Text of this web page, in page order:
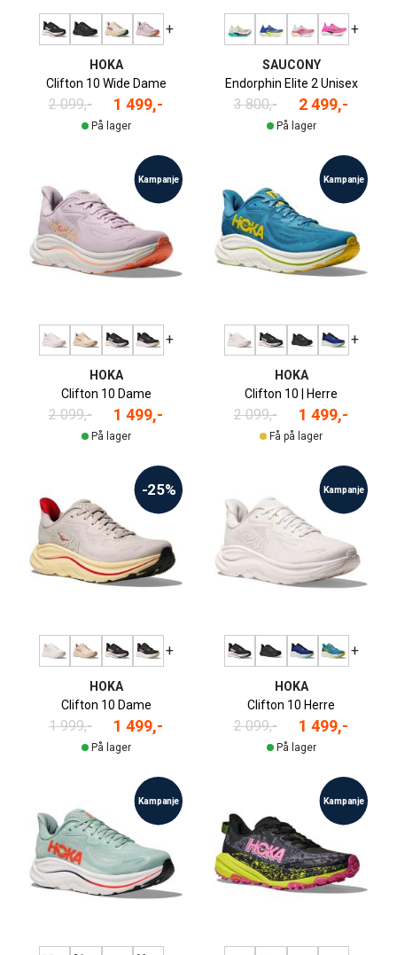
+
HOKA
Clifton 10 Wide Dame
2 099,- 1 499,-
På lager
+
SAUCONY
Endorphin Elite 2 Unisex
3 800,- 2 499,-
På lager
Kampanje
+
HOKA
Clifton 10 Dame
2 099,- 1 499,-
På lager
Kampanje
+
HOKA
Clifton 10 | Herre
2 099,- 1 499,-
Få på lager
-25%
+
HOKA
Clifton 10 Dame
1 999,- 1 499,-
På lager
Kampanje
+
HOKA
Clifton 10 Herre
2 099,- 1 499,-
På lager
Kampanje Kampanje